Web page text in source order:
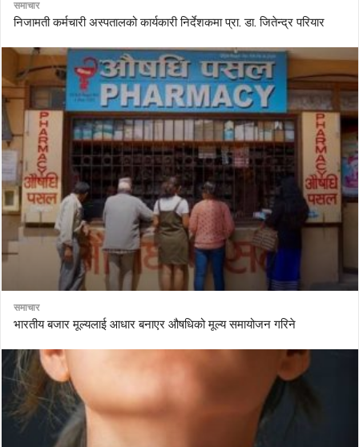
समाचार
निजामती कर्मचारी अस्पतालको कार्यकारी निर्देशकमा प्रा. डा. जितेन्द्र परियार
समाचार
भारतीय बजार मूल्यलाई आधार बनाएर औषधिको मूल्य समायोजन गरिने